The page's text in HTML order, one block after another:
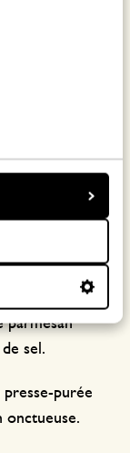
minutes.
de
panais et
parmesan
sel.
presse-purée
onctueuse.